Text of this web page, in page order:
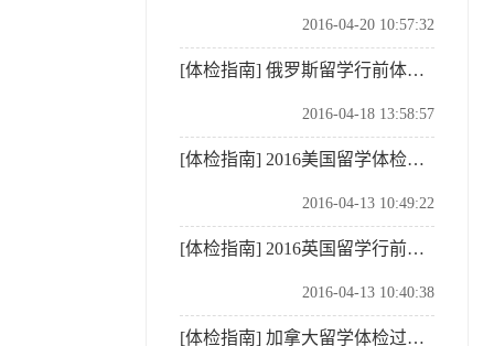
2016-04-20 10:57:32
[体检指南] 俄罗斯留学行前体检须知
2016-04-18 13:58:57
[体检指南] 2016美国留学体检过程解析
2016-04-13 10:49:22
[体检指南] 2016英国留学行前体检规定
2016-04-13 10:40:38
[体检指南] 加拿大留学体检过程介绍